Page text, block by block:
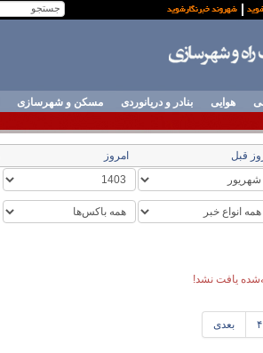
هوایی بنادر و دریانوردی مسکن و شهرسازی
قبل امروز
یافت نشد!
۴ بعدی